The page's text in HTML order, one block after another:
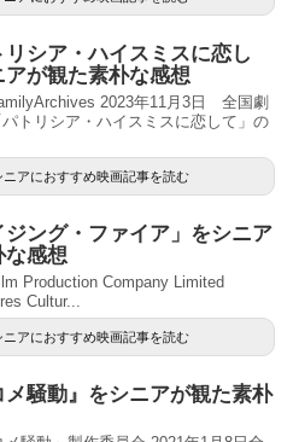
リシア・ハイスミスに恋し
が観た素朴な感想
2023年11月3日 全国劇
トリシア・ハイスミスに恋して」の
ニアにおすすめ映画記事を読む
ジング・ファイア」をシニア
な感想
Production Company Limited
Cultur...
ニアにおすすめ映画記事を読む
メ騒動』をシニアが観た素朴